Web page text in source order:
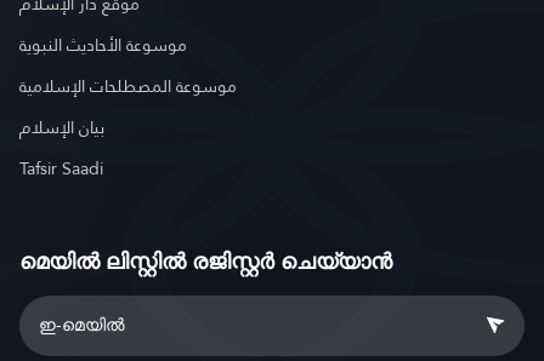
موسوعة الأحاديث النبوية
موسوعة المصطلحات الإسلامية
بيان الإسلام
Tafsir Saadi
മെയിൽ ലിസ്റ്റിൽ രജിസ്റ്റർ ചെയ്യാൻ